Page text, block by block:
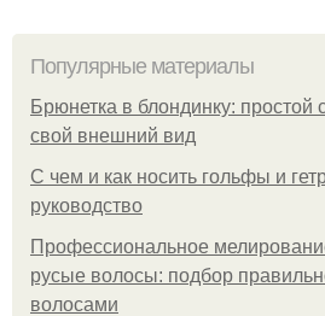
Популярные материалы
Брюнетка в блондинку: простой
свой внешний вид
С чем и как носить гольфы и
руководство
Профессиональное
русые волосы: подбор
волосами